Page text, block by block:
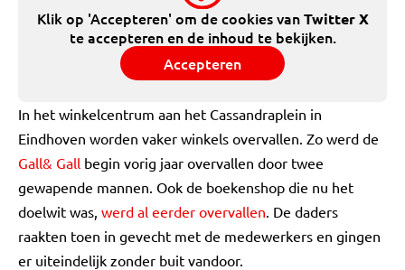
Klik op 'Accepteren' om de cookies vanTwitter X
te accepteren en de inhoud te bekijken.
Accepteren
In het winkelcentrum aan het Cassandraplein in
Eindhoven worden vaker winkels overvallen. Zo werd de
Gall& Gall begin vorig jaar overvallen door twee
gewapende mannen. Ook de boekenshop die nu het
doelwit was, werd al eerder overvallen. De daders
raakten toen in gevecht met de medewerkers en gingen
er uiteindelijk zonder buit vandoor.